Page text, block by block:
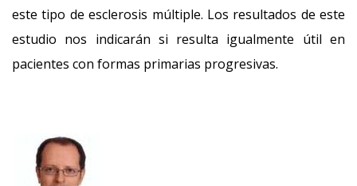
este tipo de esclerosis múltiple. Los resultados de este
estudio nos indicarán si resulta igualmente útil en
pacientes con formas primarias progresivas.